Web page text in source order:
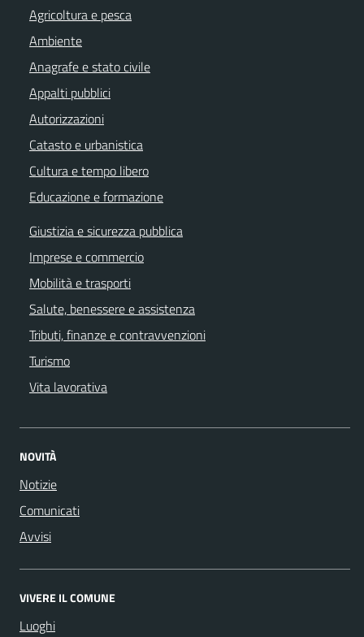
Agricoltura e pesca
Ambiente
Anagrafe e stato civile
Appalti pubblici
Autorizzazioni
Catasto e urbanistica
Cultura e tempo libero
Educazione e formazione
Giustizia e sicurezza pubblica
Imprese e commercio
Mobilità e trasporti
Salute, benessere e assistenza
Tributi, finanze e contravvenzioni
Turismo
Vita lavorativa
NOVITÀ
Notizie
Comunicati
Avvisi
VIVERE IL COMUNE
Luoghi